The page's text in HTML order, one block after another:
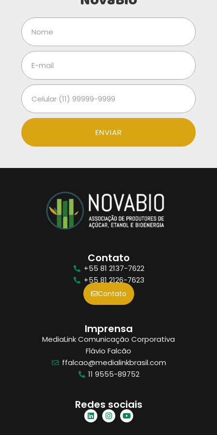
ENVIAR
Contato
+55 81 2137-7622
+55 81 2126-7623
Contato
Imprensa
MediaLink Comunicação Corporativa
Flávio Falcão
ffalcao@medialinkbrasil.com
11 9555-89752
Redes sociais